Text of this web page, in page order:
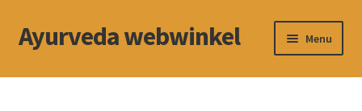
Ga
door
Ga
naar
Ayurveda webwinkel Menu
Winkel